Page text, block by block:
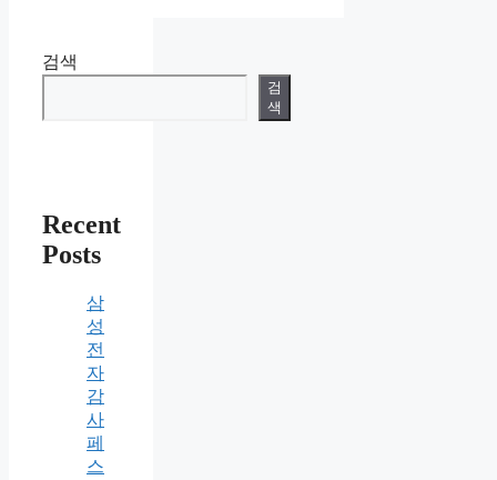
검색
검
색
Recent
Posts
삼
성
전
자
감
사
페
스